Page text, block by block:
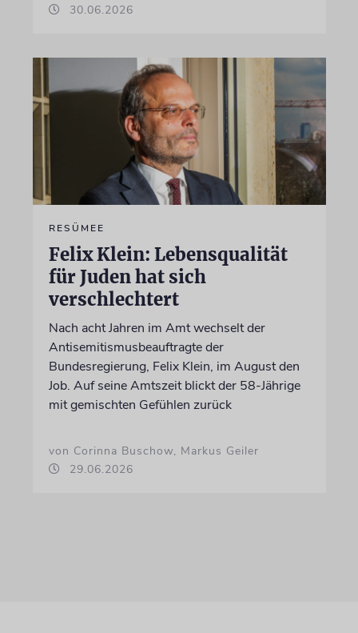
30.06.2026
RESÜMEE
Felix Klein: Lebensqualität
für Juden hat sich
verschlechtert
Nach acht Jahren im Amt wechselt der
Antisemitismusbeauftragte der
Bundesregierung, Felix Klein, im August den
Job. Auf seine Amtszeit blickt der 58-Jährige
mit gemischten Gefühlen zurück
von Corinna Buschow, Markus Geiler
29.06.2026